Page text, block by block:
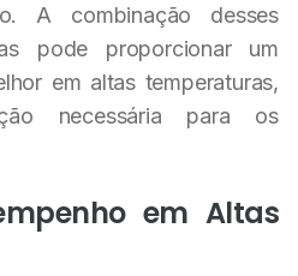
A combinação desses
pode proporcionar um
em altas temperaturas,
necessária para os
em Altas